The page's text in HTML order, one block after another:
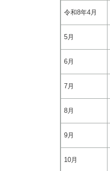
令和8年4月
5月
6月
7月
8月
9月
10月